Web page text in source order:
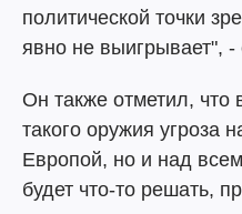
политической точки
явно не выигрывает",
Он также отметил, что
такого оружия угроза
Европой, но и над
будет что-то решать,